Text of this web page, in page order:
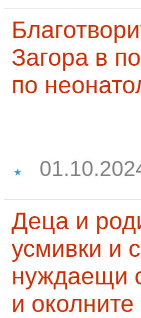
Загора в
по
Деца и
усмивки и
нуждаещи
и